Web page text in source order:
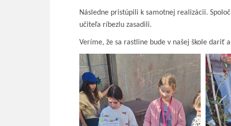
Následne pristúpili k samotnej realizácii.
učiteľa ríbezlu zasadili.
Veríme, že sa rastline bude v našej škole dariť